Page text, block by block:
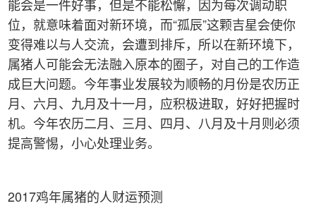
能会是一件好事，但是不能松懈，因为每次调动职
位，就意味着面对新环境，而“孤辰”这颗吉星会使你
变得难以与人交流，会遭到排斥，所以在新环境下，
属猪人可能会无法融入原本的圈子，对自己的工作造
成巨大问题。今年事业发展较为顺畅的月份是农历正
月、六月、九月及十一月，应积极进取，好好把握时
机。今年农历二月、三月、四月、八月及十月则必须
提高警惕，小心处理业务。
2017鸡年属猪的人财运预测